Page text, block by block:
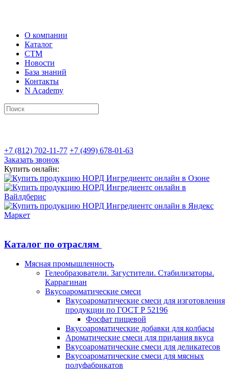
О компании
Каталог
СТМ
Новости
База знаний
Контакты
N Academy
+7 (812) 702-11-77 +7 (499) 678-01-63
Заказать звонок
Купить онлайн:
Каталог по отраслям
Мясная промышленность
Гелеобразователи. Загустители. Стабилизаторы.
Каррагинан
Вкусоароматические смеси
Вкусоароматические смеси для изготовления
продукции по ГОСТ Р 52196
Фосфат пищевой
Вкусоароматические добавки для колбасы
Ароматические смеси для придания вкуса
Вкусоароматические смеси для деликатесов
Вкусоароматические смеси для мясных
полуфабрикатов